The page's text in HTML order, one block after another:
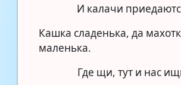
И калачи
Кашка сладенька, да
маленька.
Где щи, тут и нас